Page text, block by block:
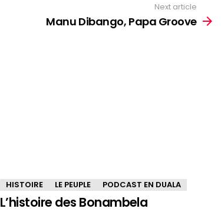
Next article
Manu Dibango, Papa Groove
HISTOIRE LE PEUPLE PODCAST EN DUALA
L’histoire des Bonambela